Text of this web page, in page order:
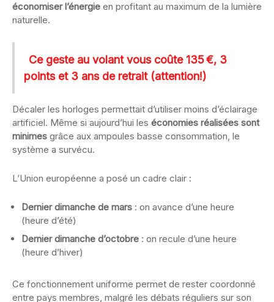
économiser l’énergie en profitant au maximum de la lumière
naturelle.
Ce geste au volant vous coûte 135 €, 3
points et 3 ans de retrait (attention!)
Décaler les horloges permettait d’utiliser moins d’éclairage
artificiel. Même si aujourd’hui les économies réalisées sont
minimes grâce aux ampoules basse consommation, le
système a survécu.
L’Union européenne a posé un cadre clair :
Dernier dimanche de mars : on avance d’une heure
(heure d’été)
Dernier dimanche d’octobre : on recule d’une heure
(heure d’hiver)
Ce fonctionnement uniforme permet de rester coordonné
entre pays membres, malgré les débats réguliers sur son